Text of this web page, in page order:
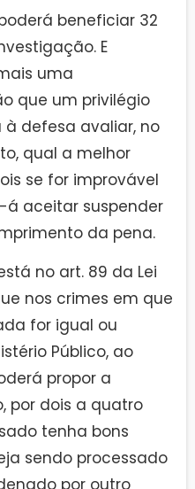
beneficiar 32
E
uma
que um privilégio
à defesa avaliar, no
qual a melhor
se for improvável
aceitar suspender
da pena.
no art. 89 da Lei
nos crimes em que
for igual ou
Público, ao
propor a
por dois a quatro
tenha bons
sendo processado